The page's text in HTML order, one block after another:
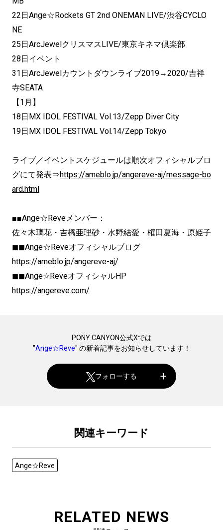
22日Ange☆Rockets GT 2nd ONEMAN LIVE/渋谷CYCLO
NE
25日ArcJewelクリスマスLIVE/東京キネマ倶楽部
28日イベント
31日ArcJewelカウントダウンライブ2019→2020/吉祥
寺SEATA
【1月】
18日MX IDOL FESTIVAL Vol.13/Zepp Diver City
19日MX IDOL FESTIVAL Vol.14/Zepp Tokyo
ライブ／イベントスケジュールは順次オフィシャルブロ
グにて発表⇒https://ameblo.jp/angereve-aj/message-bo
ard.html
■■Ange☆Reveメンバー：
佐々木璃花・吉橋亜理砂・水野結愛・権田夏海・原姫子
◼◼Ange☆Reveオフィシャルブログ
https://ameblo.jp/angereve-aj/
◼◼Ange☆ReveオフィシャルHP
https://angereve.com/
PONY CANYON公式Xでは
"Ange☆Reve" の新着記事をお知らせしています！
フォローする
関連キーワード
Ange☆Reve
RELATED NEWS